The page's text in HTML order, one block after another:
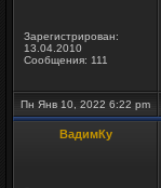
Зарегистрирован:
13.04.2010
Сообщения: 111
Пн Янв 10, 2022 6:22 pm
ВадимКу